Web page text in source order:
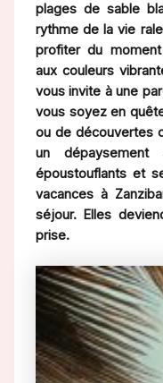
plages de sable
rythme de la vie
profiter du
aux couleurs
vous invite à une
vous soyez en
ou de découvertes
un dépaysement
époustouflants et
vacances à
séjour. Elles
prise.